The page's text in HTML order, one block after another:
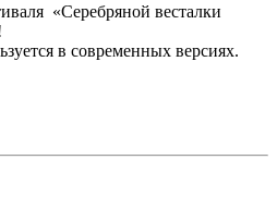
«Серебряной весталки
в современных версиях.